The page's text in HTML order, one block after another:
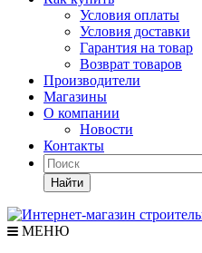
Условия оплаты
Условия доставки
Гарантия на товар
Возврат товаров
Производители
Магазины
О компании
Новости
Контакты
Найти
МЕНЮ